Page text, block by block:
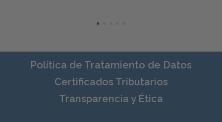
Política de Tratamiento de Datos
Certificados Tributarios
Transparencia y Ética